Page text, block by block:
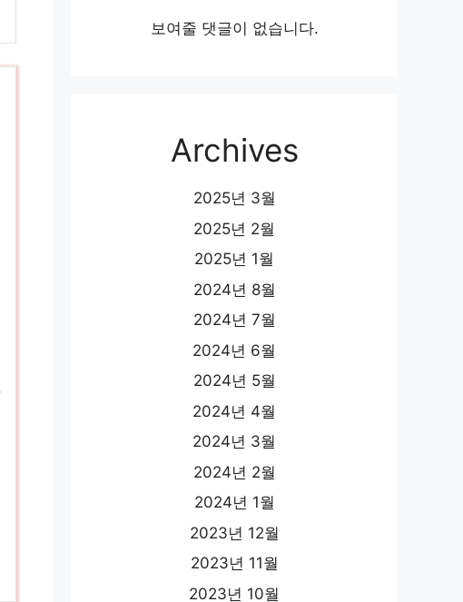
보여줄 댓글이 없습니다.
Archives
2025년 3월
2025년 2월
2025년 1월
2024년 8월
2024년 7월
2024년 6월
2024년 5월
2024년 4월
2024년 3월
2024년 2월
2024년 1월
2023년 12월
2023년 11월
2023년 10월